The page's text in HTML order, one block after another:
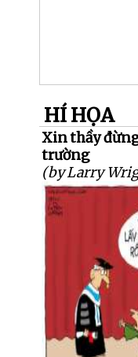
HÍ HỌA
Xin thầy
trường
(by Larry